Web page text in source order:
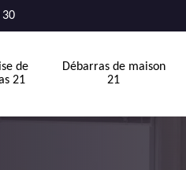
30
de
21
Débarras de maison
21